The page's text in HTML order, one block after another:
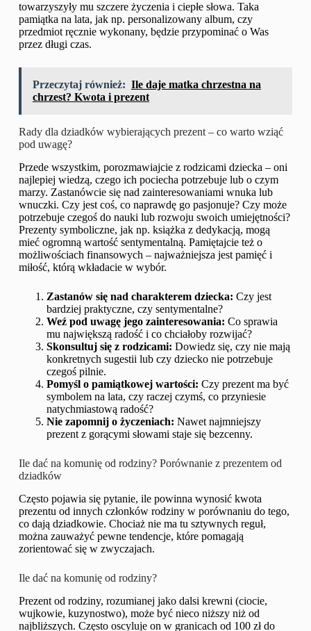
towarzyszyły mu szczere życzenia i ciepłe słowa. Taka
pamiątka na lata, jak np. personalizowany album, czy
przedmiot ręcznie wykonany, będzie przypominać o Was
przez długi czas.
Przeczytaj również: Ile daje matka chrzestna na
chrzest? Kwota i prezent
Rady dla dziadków wybierających prezent – co warto wziąć
pod uwagę?
Przede wszystkim, porozmawiajcie z rodzicami dziecka – oni
najlepiej wiedzą, czego ich pociecha potrzebuje lub o czym
marzy. Zastanówcie się nad zainteresowaniami wnuka lub
wnuczki. Czy jest coś, co naprawdę go pasjonuje? Czy może
potrzebuje czegoś do nauki lub rozwoju swoich umiejętności?
Prezenty symboliczne, jak np. książka z dedykacją, mogą
mieć ogromną wartość sentymentalną. Pamiętajcie też o
możliwościach finansowych – najważniejsza jest pamięć i
miłość, którą wkładacie w wybór.
Zastanów się nad charakterem dziecka: Czy jest
bardziej praktyczne, czy sentymentalne?
Weź pod uwagę jego zainteresowania: Co sprawia
mu największą radość i co chciałoby rozwijać?
Skonsultuj się z rodzicami: Dowiedz się, czy nie mają
konkretnych sugestii lub czy dziecko nie potrzebuje
czegoś pilnie.
Pomyśl o pamiątkowej wartości: Czy prezent ma być
symbolem na lata, czy raczej czymś, co przyniesie
natychmiastową radość?
Nie zapomnij o życzeniach: Nawet najmniejszy
prezent z gorącymi słowami staje się bezcenny.
Ile dać na komunię od rodziny? Porównanie z prezentem od
dziadków
Często pojawia się pytanie, ile powinna wynosić kwota
prezentu od innych członków rodziny w porównaniu do tego,
co dają dziadkowie. Chociaż nie ma tu sztywnych reguł,
można zauważyć pewne tendencje, które pomagają
zorientować się w zwyczajach.
Ile dać na komunię od rodziny?
Prezent od rodziny, rozumianej jako dalsi krewni (ciocie,
wujkowie, kuzynostwo), może być nieco niższy niż od
najbliższych. Często oscyluje on w granicach od 100 zł do